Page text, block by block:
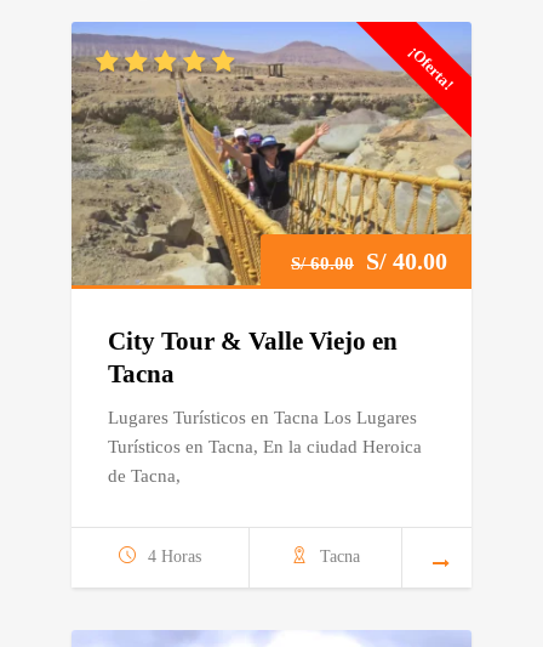
¡Oferta!
S/60.00 El
era:
S/ 40.00El
City Tour & Valle Viejo en
Tacna
Lugares Turísticos en Tacna Los Lugares
Turísticos en Tacna, En la ciudad Heroica
de Tacna,
4 Horas Tacna